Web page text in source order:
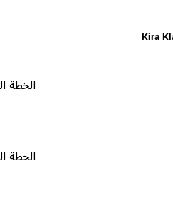
الخطة المجانية
الخطة المجانية